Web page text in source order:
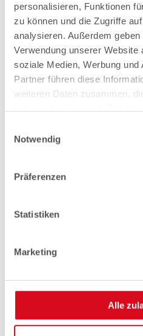
personalisieren, Funktionen
zu können und die Zugriffe
analysieren. Außerdem
Verwendung unserer Website
soziale Medien, Werbung
Partner führen diese
weiteren Daten zusammen,
Notwendig
Präferenzen
Statistiken
Marketing
Alle